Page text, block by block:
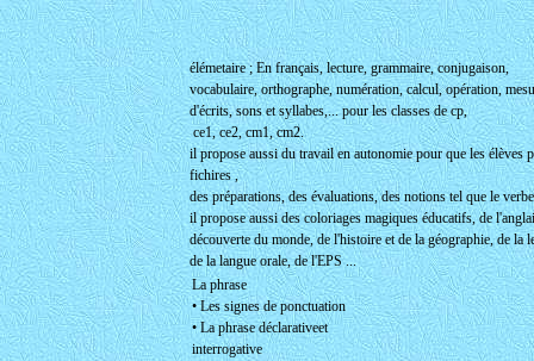
élémetaire ; En français, lecture, grammaire, conjugaison,
vocabulaire, orthographe, numération, calcul, opération,
d'écrits, sons et syllabes,... pour les classes de cp,
ce1, ce2, cm1, cm2.
il propose aussi du travail en autonomie pour que les élèves
fichires ,
des préparations, des évaluations, des notions tel que le
il propose aussi des coloriages magiques éducatifs, de
découverte du monde, de l'histoire et de la géographie, de la
de la langue orale, de l'EPS ...
La phrase
• Les signes de ponctuation
• La phrase déclarativeet
interrogative